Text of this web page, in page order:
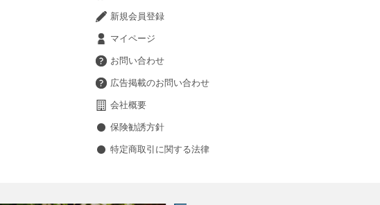
新規会員登録
マイページ
お問い合わせ
広告掲載のお問い合わせ
会社概要
保険勧誘方針
特定商取引に関する法律